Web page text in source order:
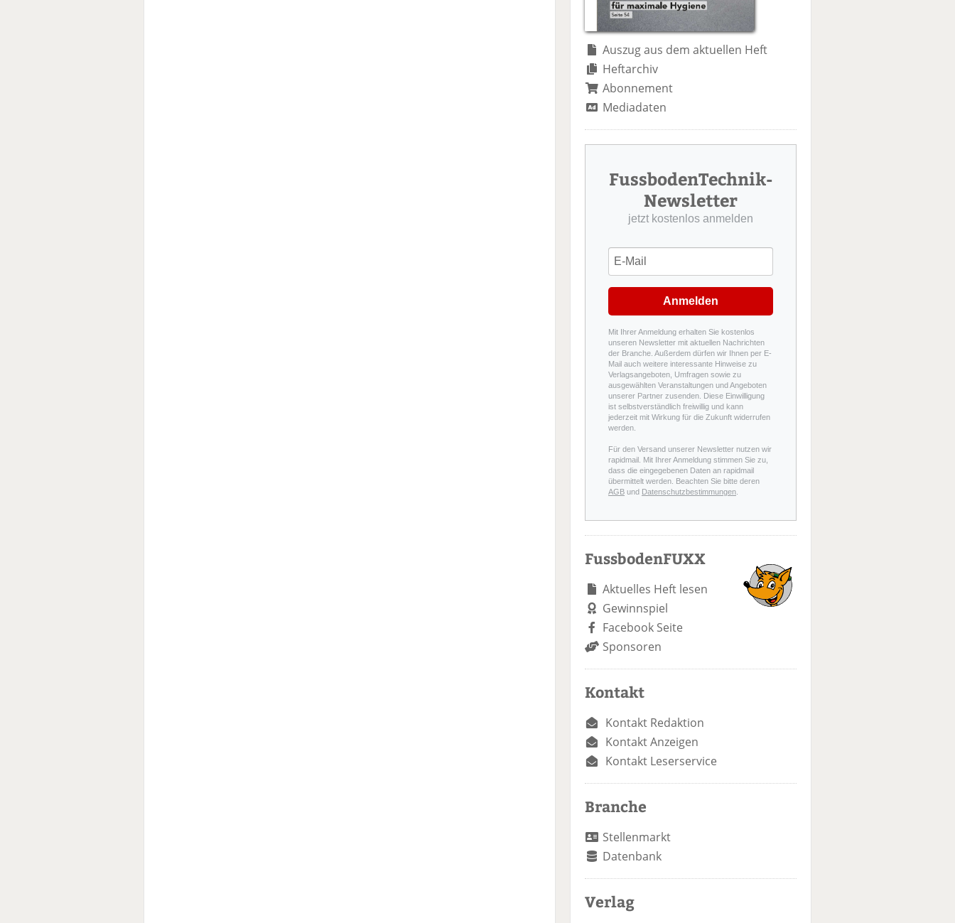
Auszug aus dem aktuellen Heft
Heftarchiv
Abonnement
Mediadaten
FussbodenTechnik-
Newsletter
jetzt kostenlos anmelden
Anmelden
Mit Ihrer Anmeldung erhalten Sie kostenlos
unseren Newsletter mit aktuellen Nachrichten
der Branche. Außerdem dürfen wir Ihnen per E-
Mail auch weitere interessante Hinweise zu
Verlagsangeboten, Umfragen sowie zu
ausgewählten Veranstaltungen und Angeboten
unserer Partner zusenden. Diese Einwilligung
ist selbstverständlich freiwillig und kann
jederzeit mit Wirkung für die Zukunft widerrufen
werden.
Für den Versand unserer Newsletter nutzen wir
rapidmail. Mit Ihrer Anmeldung stimmen Sie zu,
dass die eingegebenen Daten an rapidmail
übermittelt werden. Beachten Sie bitte deren
AGB und Datenschutzbestimmungen.
FussbodenFUXX
Aktuelles Heft lesen
Gewinnspiel
Facebook Seite
Sponsoren
Kontakt
Kontakt Redaktion
Kontakt Anzeigen
Kontakt Leserservice
Branche
Stellenmarkt
Datenbank
Verlag